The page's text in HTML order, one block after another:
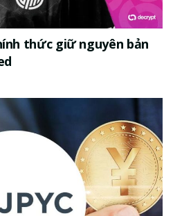
thức giữ nguyên bản